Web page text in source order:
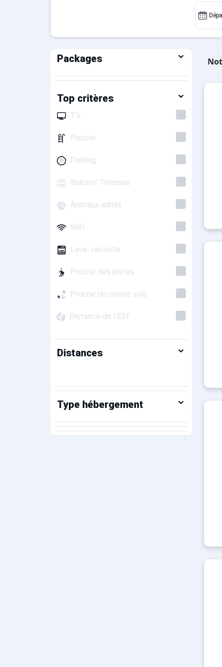
Packages
Top critères
TV
Piscine
Parking
Balcon/ Terrasse
Animaux admis
WiFi
Lave-vaisselle
Proche des pistes
Proche du centre ville
Distance de l'ESF
Distances
Type hébergement